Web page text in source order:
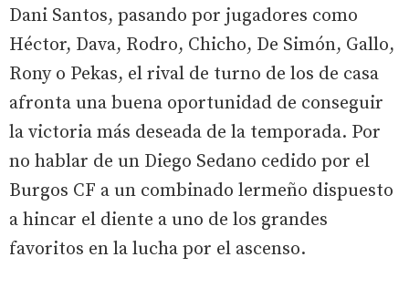
Dani Santos, pasando por jugadores como
Héctor, Dava, Rodro, Chicho, De Simón, Gallo,
Rony o Pekas, el rival de turno de los de casa
afronta una buena oportunidad de conseguir
la victoria más deseada de la temporada. Por
no hablar de un Diego Sedano cedido por el
Burgos CF a un combinado lermeño dispuesto
a hincar el diente a uno de los grandes
favoritos en la lucha por el ascenso.